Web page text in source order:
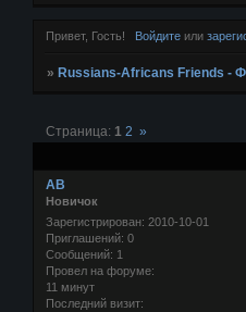
Привет, Гость! Войдитеили
» Russians-Africans Friends -
Страница: 1 2 »
AB
Новичок
Зарегистрирован: 2010-10-01
Приглашений: 0
Сообщений: 1
Провел на форуме:
11 минут
Последний визит: